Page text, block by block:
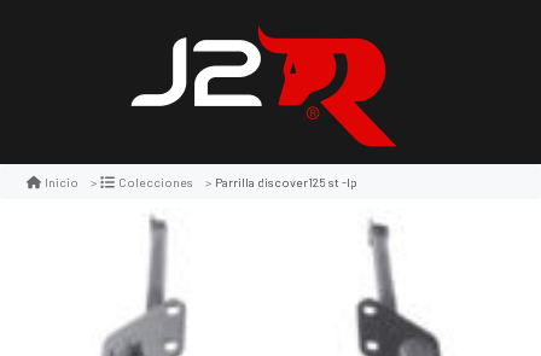
Inicio Colecciones Parrilla discover125 st -lp